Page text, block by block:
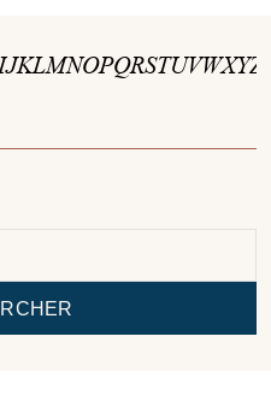
JKLMNOPQRSTUVWXYZ